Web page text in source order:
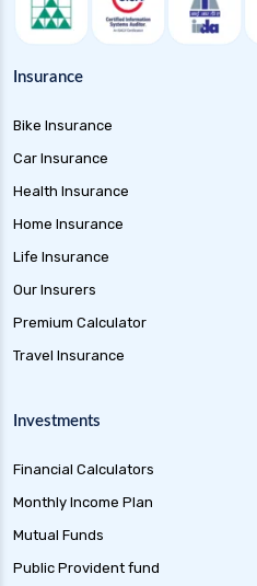
Insurance
Bike Insurance
Car Insurance
Health Insurance
Home Insurance
Life Insurance
Our Insurers
Premium Calculator
Travel Insurance
Investments
Financial Calculators
Monthly Income Plan
Mutual Funds
Public Provident fund